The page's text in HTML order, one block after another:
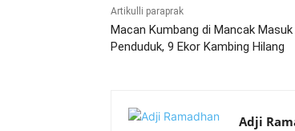
Artikulli paraprak
Macan Kumbang di Mancak
Penduduk, 9 Ekor Kambing Hilang
Adji